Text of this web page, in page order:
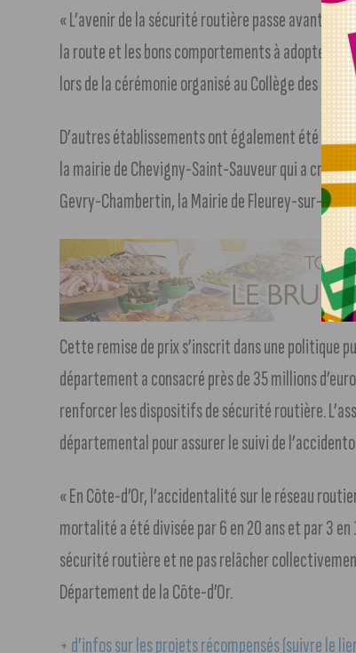
« L’avenir de la sécurité routière passe avant tout
la route et les bons comportements à adopter »,
lors de la cérémonie organisé au Collège des
D’autres établissements ont également été
la mairie de Chevigny-Saint-Sauveur qui a créé
Gevry-Chambertin, la Mairie de Fleurey-sur-
Cette remise de prix s’inscrit dans une politique
département a consacré près de 35 millions
renforcer les dispositifs de sécurité routière.
départemental pour assurer le suivi de
« En Côte-d’Or, l’accidentalité sur le réseau
mortalité a été divisée par 6 en 20 ans et par 3
sécurité routière et ne pas relâcher
Département de la Côte-d’Or.
+ d’infos sur les projets récompensés (suivre le